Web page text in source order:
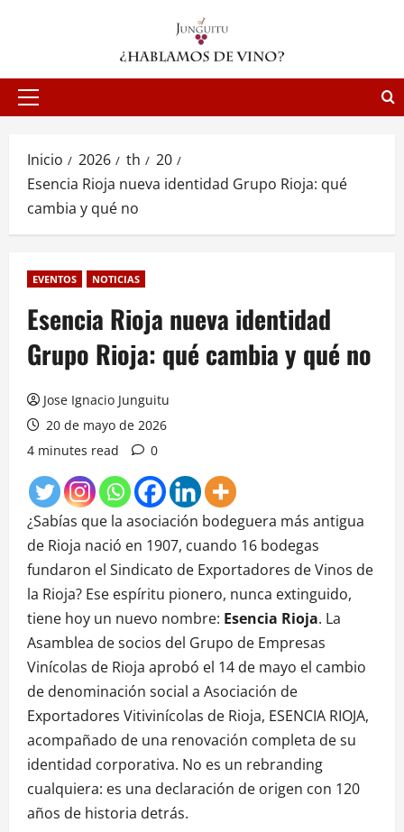
Menú
Inicio 2026 th
20
Esencia Rioja nueva identidad Grupo Rioja: qué
cambia y qué no
EVENTOS NOTICIAS
Esencia Rioja nueva identidad
Grupo Rioja: qué cambia y qué no
Jose Ignacio Junguitu
20 de mayo de 2026
4 minutes read
0
¿Sabías que la asociación bodeguera más antigua
de Rioja nació en 1907, cuando 16 bodegas
fundaron el Sindicato de Exportadores de Vinos de
la Rioja? Ese espíritu pionero, nunca extinguido,
tiene hoy un nuevo nombre: Esencia Rioja. La
Asamblea de socios del Grupo de Empresas
Vinícolas de Rioja aprobó el 14 de mayo el cambio
de denominación social a Asociación de
Exportadores Vitivinícolas de Rioja, ESENCIA RIOJA,
acompañado de una renovación completa de su
identidad corporativa. No es un rebranding
cualquiera: es una declaración de origen con 120
años de historia detrás.